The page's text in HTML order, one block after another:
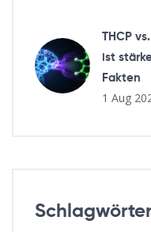
THCP
ist
Fakten
1 Aug